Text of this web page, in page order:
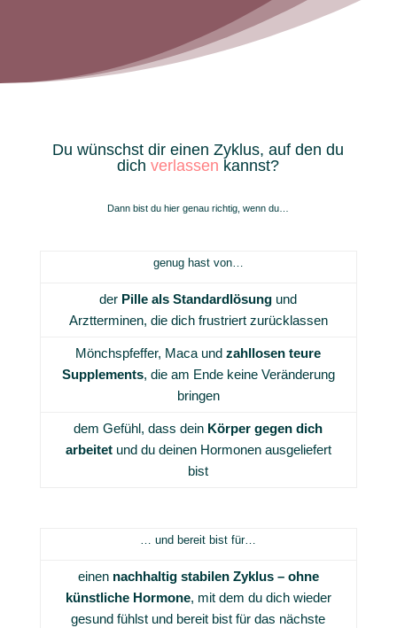
Du wünschst dir einen Zyklus, auf den du
dichverlassen kannst?
Dann bist du hier genau richtig, wenn du…
genug hast von…
der Pille als Standardlösung und
Arztterminen, die dich frustriert zurücklassen
Mönchspfeffer, Maca undzahllosen teure
Supplements, die am Ende keine Veränderung
bringen
dem Gefühl, dass dein Körper gegen dich
arbeitetund du deinen Hormonen ausgeliefert
bist
… und bereit bist für…
einen nachhaltig stabilen Zyklus – ohne
künstliche Hormone, mit dem du dich wieder
gesund fühlst und bereit bist für das nächste